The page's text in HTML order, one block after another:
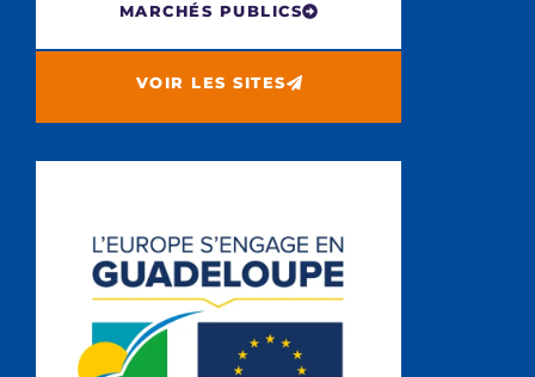
MARCHÉS PUBLICS
VOIR LES SITES